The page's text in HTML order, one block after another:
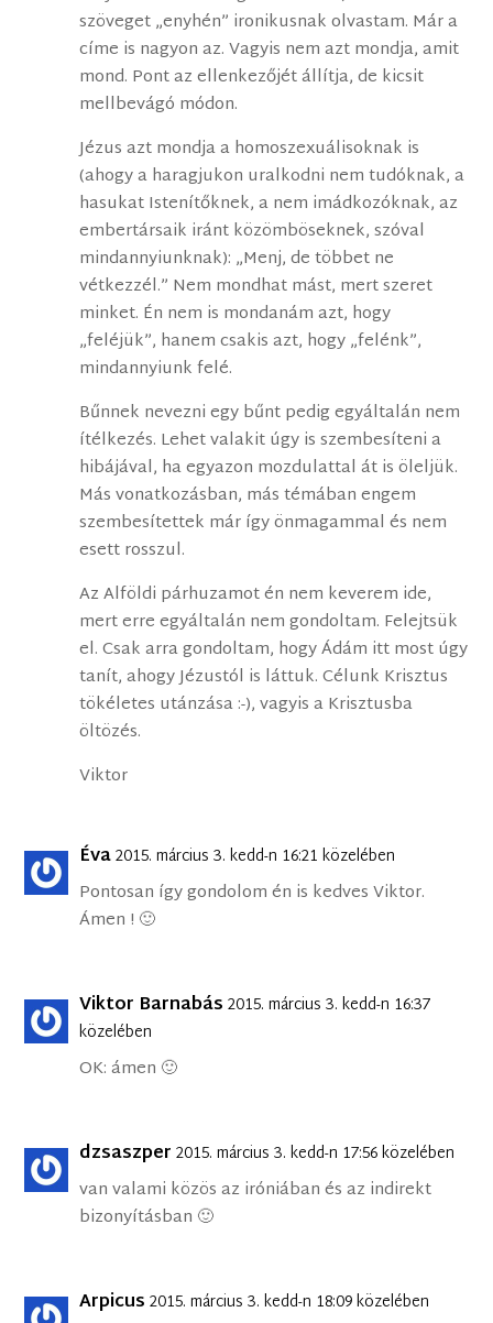
szöveget „enyhén” ironikusnak olvastam. Már a
címe is nagyon az. Vagyis nem azt mondja, amit
mond. Pont az ellenkezőjét állítja, de kicsit
mellbevágó módon.
Jézus azt mondja a homoszexuálisoknak is
(ahogy a haragjukon uralkodni nem tudóknak, a
hasukat Istenítőknek, a nem imádkozóknak, az
embertársaik iránt közömböseknek, szóval
mindannyiunknak): „Menj, de többet ne
vétkezzél.” Nem mondhat mást, mert szeret
minket. Én nem is mondanám azt, hogy
„feléjük”, hanem csakis azt, hogy „felénk”,
mindannyiunk felé.
Bűnnek nevezni egy bűnt pedig egyáltalán nem
ítélkezés. Lehet valakit úgy is szembesíteni a
hibájával, ha egyazon mozdulattal át is öleljük.
Más vonatkozásban, más témában engem
szembesítettek már így önmagammal és nem
esett rosszul.
Az Alföldi párhuzamot én nem keverem ide,
mert erre egyáltalán nem gondoltam. Felejtsük
el. Csak arra gondoltam, hogy Ádám itt most úgy
tanít, ahogy Jézustól is láttuk. Célunk Krisztus
tökéletes utánzása :-), vagyis a Krisztusba
öltözés.
Viktor
Éva2015. március 3. kedd-n 16:21 közelében
Pontosan így gondolom én is kedves Viktor.
Ámen ! 🙂
Viktor Barnabás 2015. március 3. kedd-n 16:37
közelében
OK: ámen 🙂
dzsaszper 2015. március 3. kedd-n 17:56 közelében
van valami közös az iróniában és az indirekt
bizonyításban 🙂
Arpicus 2015. március 3. kedd-n 18:09 közelében